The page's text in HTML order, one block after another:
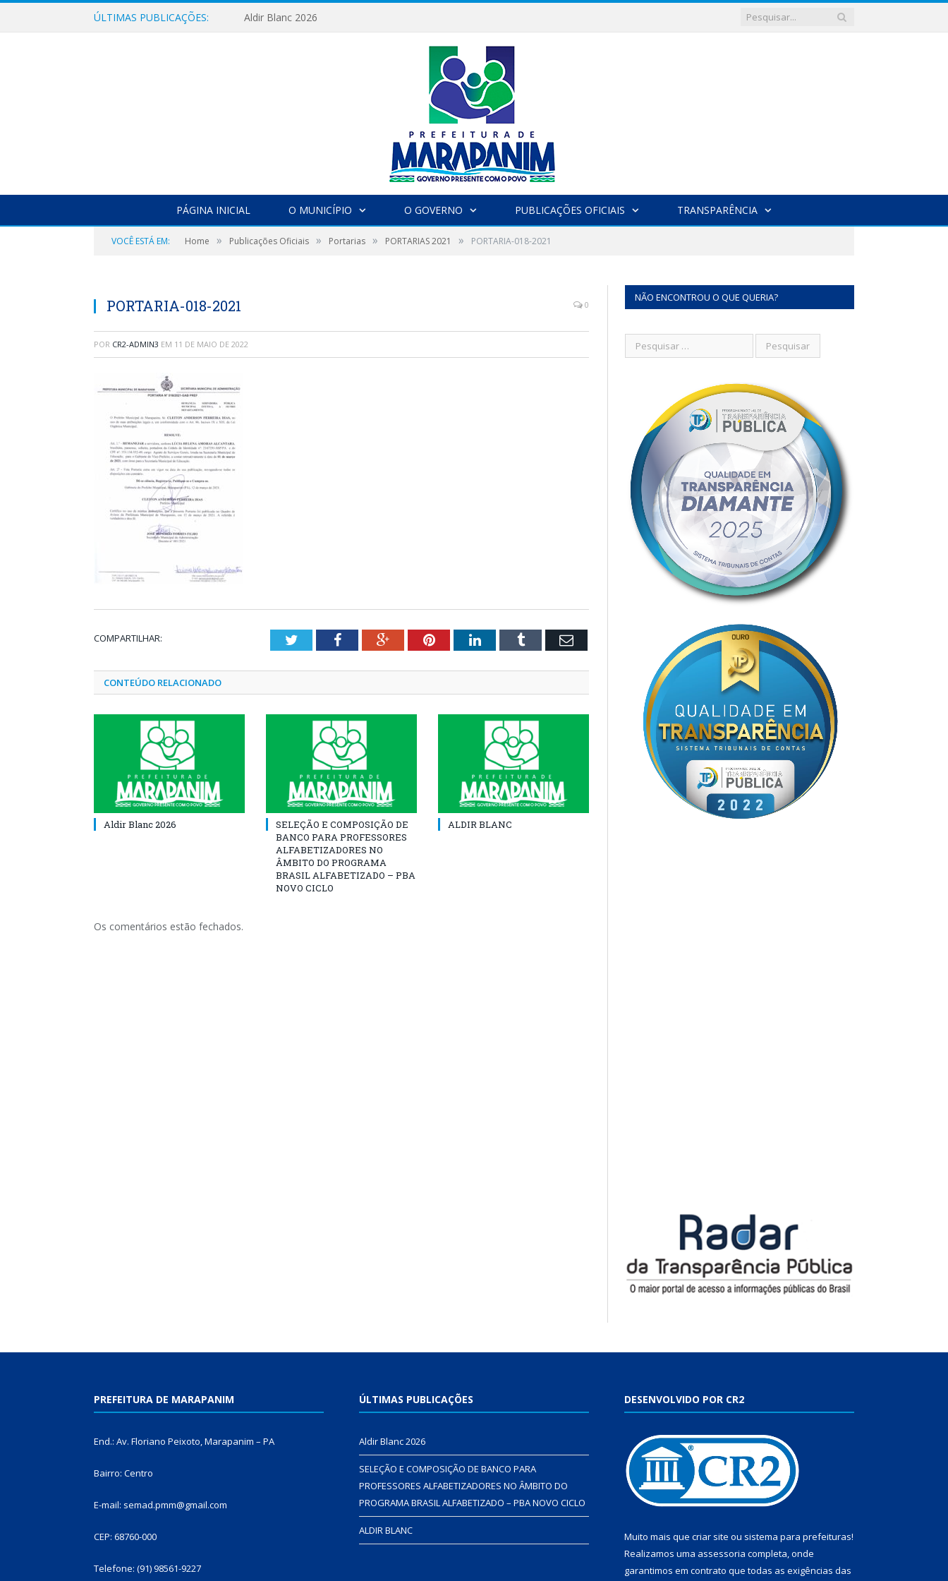
ÚLTIMAS PUBLICAÇÕES: Aldir Blanc 2026
PÁGINA INICIAL O MUNICÍPIO O GOVERNO PUBLICAÇÕES OFICIAIS TRANSPARÊNCIA
VOCÊ ESTÁ EM: Home » Publicações Oficiais » Portarias » PORTARIAS 2021 » PORTARIA-018-2021
PORTARIA-018-2021 0
POR CR2-ADMIN3 EM 11 DE MAIO DE 2022
COMPARTILHAR: TwitterFacebookGoogle+PinterestLinkedInTumblr Email
CONTEÚDO RELACIONADO
Aldir Blanc 2026
SELEÇÃO E COMPOSIÇÃO DE
BANCO PARA PROFESSORES
ALFABETIZADORES NO
ÂMBITO DO PROGRAMA
BRASIL ALFABETIZADO – PBA
NOVO CICLO
ALDIR BLANC
Os comentários estão fechados.
NÃO ENCONTROU O QUE QUERIA?
PREFEITURA DE MARAPANIM
End.: Av. Floriano Peixoto, Marapanim – PA
Bairro: Centro
E-mail: semad.pmm@gmail.com
CEP: 68760-000
Telefone: (91) 98561-9227
ÚLTIMAS PUBLICAÇÕES
Aldir Blanc 2026
SELEÇÃO E COMPOSIÇÃO DE BANCO PARA
PROFESSORES ALFABETIZADORES NO ÂMBITO DO
PROGRAMA BRASIL ALFABETIZADO – PBA NOVO CICLO
ALDIR BLANC
DESENVOLVIDO POR CR2
Muito mais que criar site ou sistema para prefeituras!
Realizamos uma assessoria completa, onde
garantimos em contrato que todas as exigências das